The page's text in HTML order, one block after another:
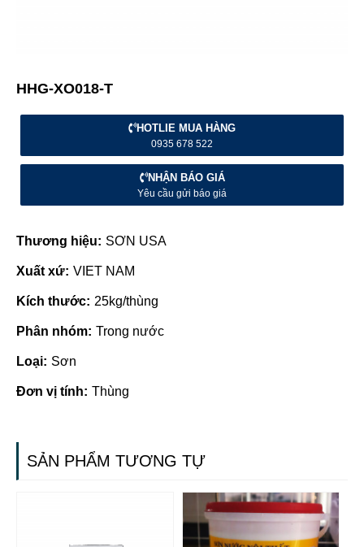
HHG-XO018-T
HOTLIE MUA HÀNG
0935 678 522
NHẬN BÁO GIÁ
Yêu cầu gửi báo giá
Thương hiệu: SƠN USA
Xuất xứ: VIET NAM
Kích thước: 25kg/thùng
Phân nhóm: Trong nước
Loại: Sơn
Đơn vị tính: Thùng
SẢN PHẨM TƯƠNG TỰ